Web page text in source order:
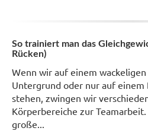
So trainiert man das
Rücken)
Wenn wir auf einem wackeligen
Untergrund oder nur auf einem
stehen, zwingen wir
Körperbereiche zur Teamarbeit.
große...